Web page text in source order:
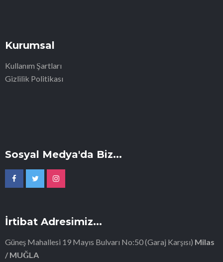
Kurumsal
Kullanım Şartları
Gizlilik Politikası
Sosyal Medya'da Biz...
İrtibat Adresimiz...
Güneş Mahallesi 19 Mayıs Bulvarı No:50 (Garaj Karşısı) Milas
/ MUĞLA